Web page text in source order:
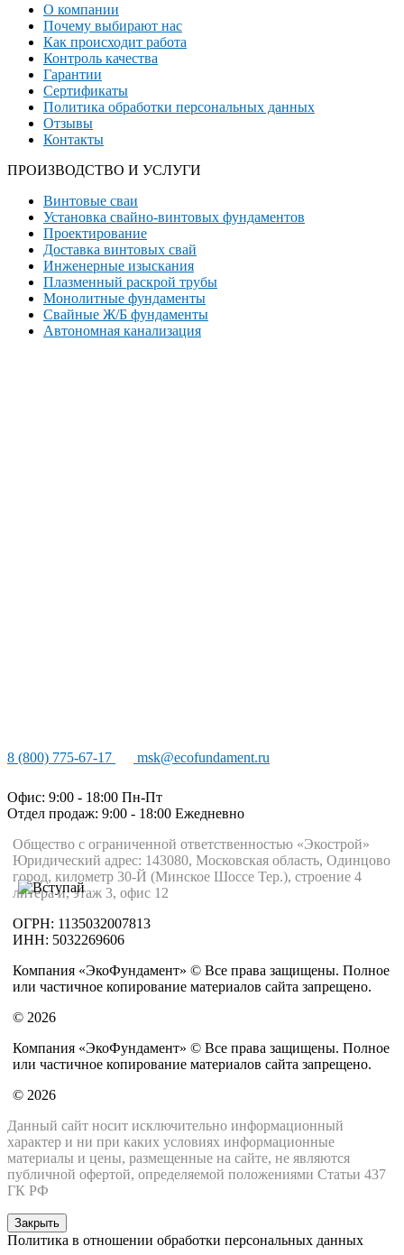
О компании
Почему выбирают нас
Как происходит работа
Контроль качества
Гарантии
Сертификаты
Политика обработки персональных данных
Отзывы
Контакты
ПРОИЗВОДСТВО И УСЛУГИ
Винтовые сваи
Установка свайно-винтовых фундаментов
Проектирование
Доставка винтовых свай
Инженерные изыскания
Плазменный раскрой трубы
Монолитные фундаменты
Свайные Ж/Б фундаменты
Автономная канализация
8 (800) 775-67-17 msk@ecofundament.ru
Офис: 9:00 - 18:00 Пн-Пт
Отдел продаж: 9:00 - 18:00 Ежедневно
Общество с ограниченной ответственностью «Экострой»
Юридический адрес: 143080, Московская область, Одинцово
город, километр 30-Й (Минское Шоссе Тер.), строение 4
литера и, этаж 3, офис 12
ОГРН: 1135032007813
ИНН: 5032269606
Компания «ЭкоФундамент» © Все права защищены. Полное
или частичное копирование материалов сайта запрещено.
© 2026
Компания «ЭкоФундамент» © Все права защищены. Полное
или частичное копирование материалов сайта запрещено.
© 2026
Данный сайт носит исключительно информационный
характер и ни при каких условиях информационные
материалы и цены, размещенные на сайте, не являются
публичной офертой, определяемой положениями Статьи 437
ГК РФ
Закрыть
Политика в отношении обработки персональных данных